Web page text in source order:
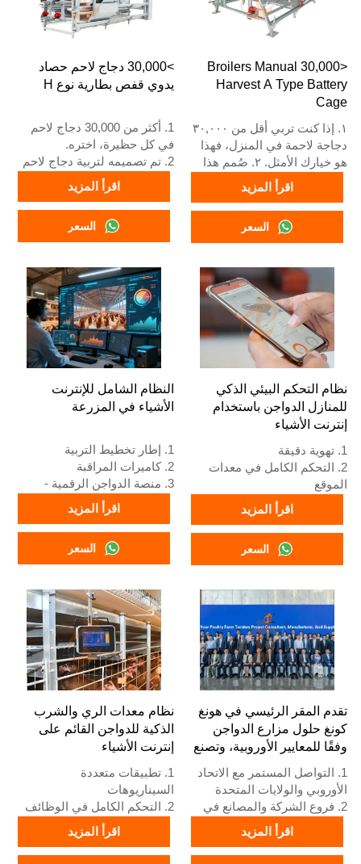
>30,000 دجاج لاحم حصاد
يدوي قفص بطارية نوع H
1. أكثر من 30,000 دجاج لاحم
في كل حظيرة، اختره.
2. تم تصميمه لتربية دجاج لاحم
جاهز للسوق.
3. عمره الافتراضي أكثر من 20
4. هيكله عبارة عن اندماج ذكاء
كهربائية، معدات أوتوماتيكية
للشرب والتغذية وتنظيف
السماد، حصاد يدوي.
5. خدمة الاستقبال عبر الإنترنت
على مدار 24 ساعة رقم
What’sApp هو
8111199996.
اقرأ المزيد
السعر
<30,000 Broilers Manual
Harvest A Type Battery
Cage
١. إذا كنت تربي أقل من ٣٠,٠٠٠
دجاجة لاحمة في المنزل، فهذا
هو خيارك الأمثل. ٢. صُمم هذا
النظام لتربية دجاج لاحم بالغ من
عمر يوم إلى ٤٥ يومًا جاهز
للتسويق. ٣. عمره الافتراضي
يزيد عن ٢٠ عامًا. ٤. يتميز هذا
النظام ببنية تجمع بين الذكاء
تحكم كهربائية، ومعدات
أوتوماتيكية للشرب والتغذية
وتنظيف السماد، بالإضافة إلى
إمكانية الحصاد اليدوي. ٥. رقم
واتساب الخاص بنا متاح على
مدار الساعة:
+٢٣٤٨١١١١٩٩٩٩٦.
اقرأ المزيد
السعر
النظام الشامل للإنترنت
الأشياء في المزرعة
1. إطار تخطيط التربية
2. كاميرات المراقبة
3. منصة الدواجن الرقمية -
شاشة كبيرة شاملة
5. الاستقبال/رقم واتساب:
اقرأ المزيد
السعر
نظام التحكم البيئي الذكي
للمنازل الدواجن باستخدام
إنترنت الأشياء
1. تهوية دقيقة
2. التحكم الكامل في معدات
الموقع
5. الاستقبال /واتساب رقم:
اقرأ المزيد
السعر
نظام معدات الري والشرب
الذكية للدواجن القائم على
إنترنت الأشياء
1. تطبيقات متعددة
السيناريوهات
2. التحكم الكامل في الوظائف
5. رقم الاستقبال / واتساب:
اقرأ المزيد
تقدم المقر الرئيسي في هونغ
كونغ حلول مزارع الدواجن
وفقًا للمعايير الأوروبية، وتصنع
معدات مزارع الدواجن
1. التواصل المستمر مع الاتحاد
الأوروبي والولايات المتحدة
2. فروع الشركة والمصانع في
الصين ونيجيريا وإثيوبيا وتنزانيا
3. جودة المنتجات مصممة
خصيصًا لمزارع الدواجن المحلية
اقرأ المزيد